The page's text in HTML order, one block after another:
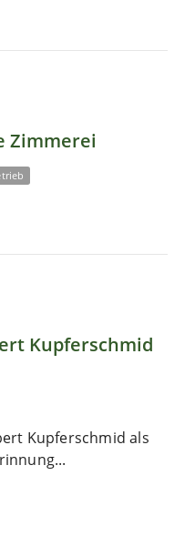
Zimmerei
Kupferschmid
Kupferschmid als